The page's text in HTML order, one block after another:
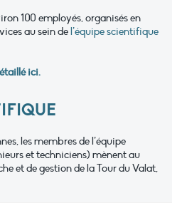
100 employés, organisés en
au sein del’équipe scientifique
ici.
les membres de l’équipe
et techniciens) mènent au
et de gestion de la Tour du Valat,